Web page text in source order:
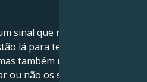
sinal que recebeu dos
lá para tentar ajudá-lo
também respeitam o
ou não os seus conselhos.